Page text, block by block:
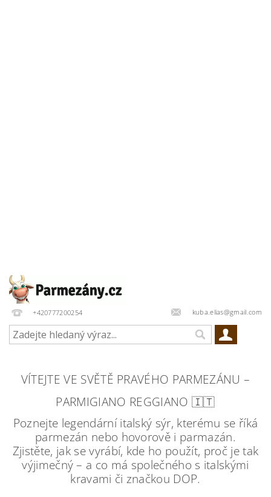
+420777200254 kuba.elias@gmail.com
VÍTEJTE VE SVĚTĚ PRAVÉHO PARMEZÁNU –
PARMIGIANO REGGIANO 🇮🇹
Poznejte legendární italský sýr, kterému se říká
parmezán nebo hovorově i parmazán.
Zjistěte, jak se vyrábí, kde ho použít, proč je tak
výjimečný – a co má společného s italskými
kravami či značkou DOP.